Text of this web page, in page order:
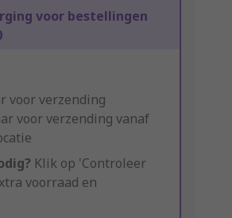
voor bestellingen
voor verzending
voor verzending vanaf
Klik op 'Controleer
voorraad en